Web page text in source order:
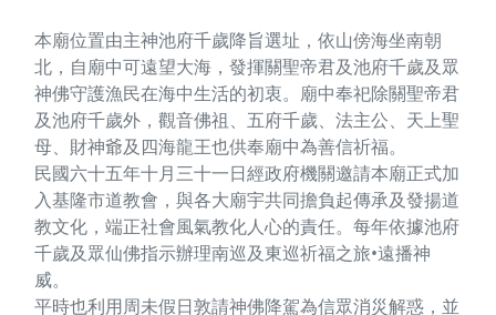
本廟位置由主神池府千歲降旨選址，依山傍海坐南朝
北，自廟中可遠望大海，發揮關聖帝君及池府千歲及眾
神佛守護漁民在海中生活的初衷。廟中奉祀除關聖帝君
及池府千歲外，觀音佛祖、五府千歲、法主公、天上聖
母、財神爺及四海龍王也供奉廟中為善信祈福。
民國六十五年十月三十一日經政府機關邀請本廟正式加
入基隆市道教會，與各大廟宇共同擔負起傳承及發揚道
教文化，端正社會風氣教化人心的責任。每年依據池府
千歲及眾仙佛指示辦理南巡及東巡祈福之旅•遠播神
威。
平時也利用周未假日敦請神佛降駕為信眾消災解惑，並